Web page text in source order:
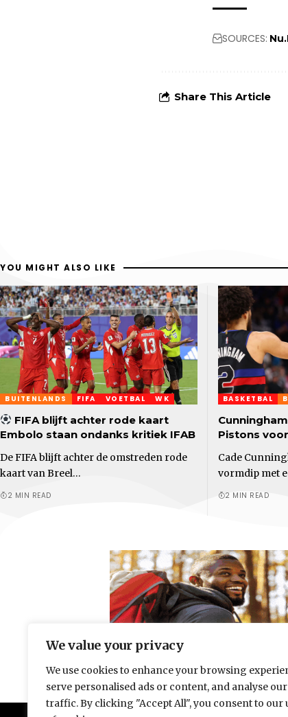
We value your privacy
We use cookies to enhance your browsing
serve personalised ads or content, and analyse our
traffic. By clicking "Accept All", you consent to our
SOURCES:
Share This Article
YOU MIGHT ALSO LIKE
BUITENLANDS FIFA VOETBAL WK
FIFA blijft achter rode kaart
Embolo staan ondanks kritiek IFAB
De FIFA blijft achter de omstreden rode
kaart van Breel…
2 MIN READ
BASKETBAL
Pistons
Cade
vormdip met
2 MIN READ